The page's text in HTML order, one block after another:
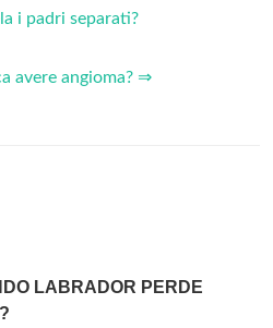
i padri separati?
avere angioma? ⇒
LABRADOR PERDE